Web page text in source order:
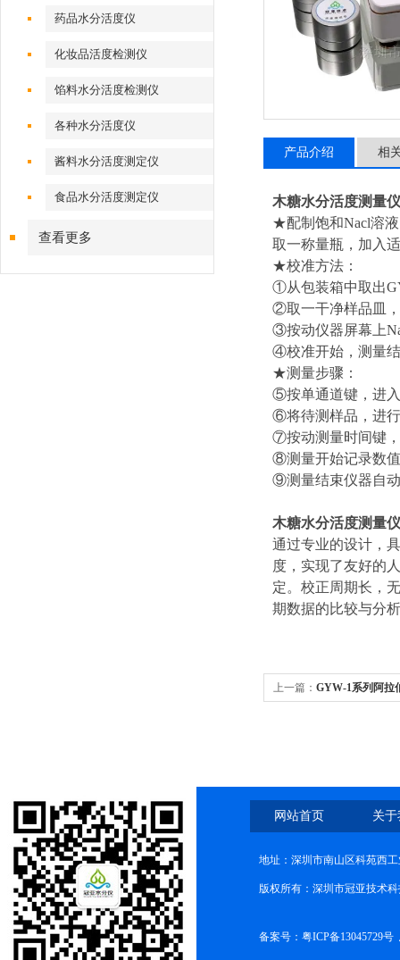
药品水分活度仪
化妆品活度检测仪
馅料水分活度检测仪
各种水分活度仪
酱料水分活度测定仪
食品水分活度测定仪
查看更多
产品介绍 相
木糖水分活度测量
★配制饱和Nacl溶
取一称量瓶，加入
★校准方法：
①从包装箱中取出
②取一干净样品皿
③按动仪器屏幕上
④校准开始，测量
★测量步骤：
⑤按单通道键，进
⑥将待测样品，进
⑦按动测量时间键
⑧测量开始记录数
⑨测量结束仪器自
木糖水分活度测量
通过专业的设计，
度，实现了友好的
定。校正周期长，
期数据的比较与分
上一篇： GYW-1系列阿拉
网站首页 关
地址：深圳市南山区科苑西
版权所有：深圳市冠亚技术
备案号： 粤ICP备13045729号